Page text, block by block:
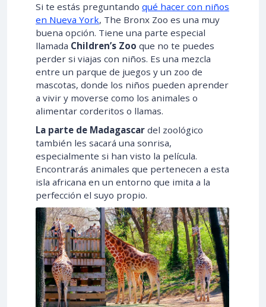
Si te estás preguntando qué hacer con niños
en Nueva York, The Bronx Zoo es una muy
buena opción. Tiene una parte especial
llamada Children’s Zoo que no te puedes
perder si viajas con niños. Es una mezcla
entre un parque de juegos y un zoo de
mascotas, donde los niños pueden aprender
a vivir y moverse como los animales o
alimentar corderitos o llamas.
La parte de Madagascar del zoológico
también les sacará una sonrisa,
especialmente si han visto la película.
Encontrarás animales que pertenecen a esta
isla africana en un entorno que imita a la
perfección el suyo propio.